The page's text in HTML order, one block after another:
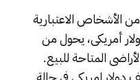
الأشخاص الاعتبارية
لا يقل عن 500 ألف دولار أمريكى، يحول من
المتاحة للبيع.